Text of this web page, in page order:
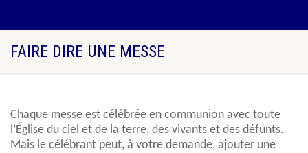
FAIRE DIRE UNE MESSE
Chaque messe est célébrée en communion avec toute
l’Église du ciel et de la terre, des vivants et des défunts.
Mais le célébrant peut, à votre demande, ajouter une